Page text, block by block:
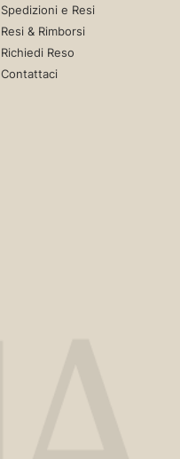
Spedizioni e Resi
Resi & Rimborsi
Richiedi Reso
Contattaci